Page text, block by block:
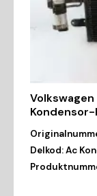
Kondensor-
Delkod:Ac